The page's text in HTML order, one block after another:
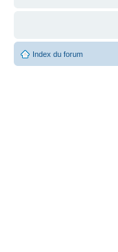
Index du forum